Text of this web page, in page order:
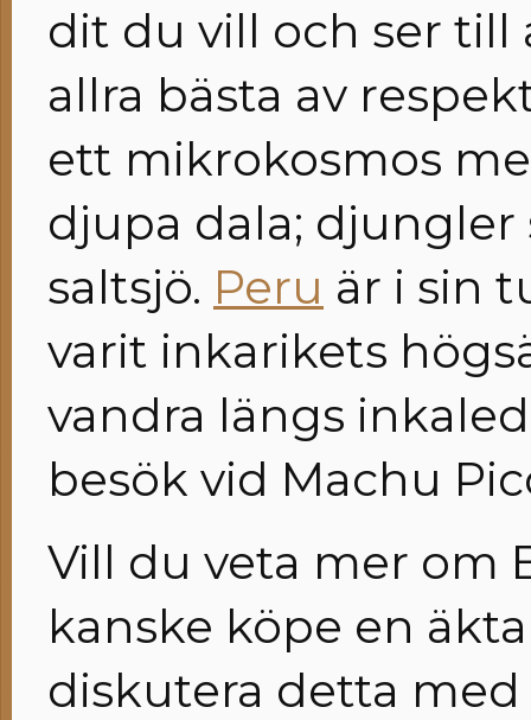
dit du vill och ser
allra bästa av
ett mikrokosmos
djupa dala;
saltsjö. Peru är i sin
varit inkarikets
vandra längs
besök vid Machu
Vill du veta mer om
kanske köpe en
diskutera detta